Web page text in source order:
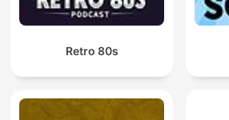
Retro 80s